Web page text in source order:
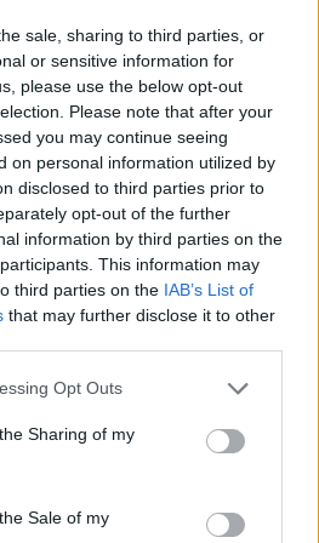
sale, sharing to third parties, or
or sensitive information for
please use the below opt-out
Please note that after your
you may continue seeing
on personal information utilized by
disclosed to third parties prior to
opt-out of the further
information by third parties on the
This information may
third parties on the IAB’s List of
that may further disclose it to other
app uses one or more Google
usage behaviour. You may click to
and its third-party tags to
purposes in below Google
Opt Outs
Sharing of my
Sale of my
se fog
olimpia